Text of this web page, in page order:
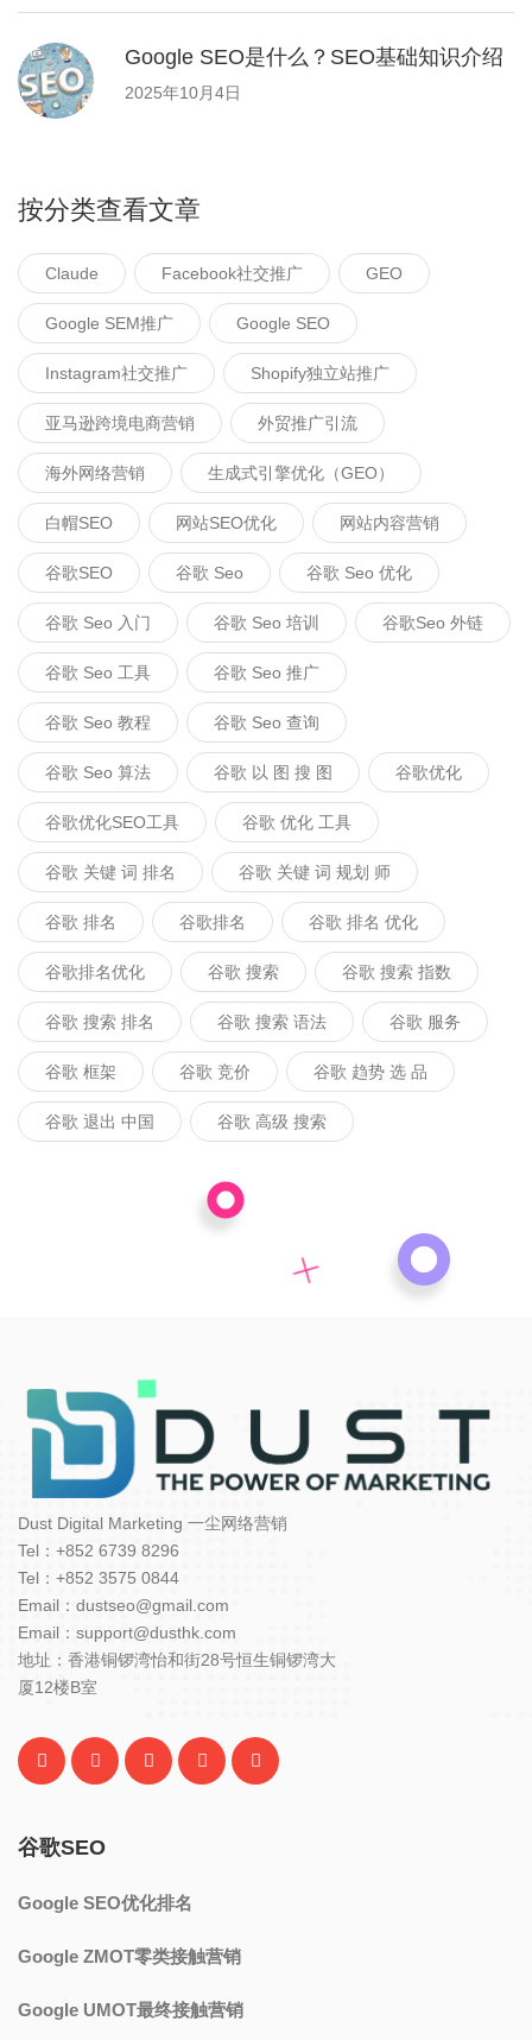
Google SEO是什么？SEO基础知识介绍
2025年10月4日
按分类查看文章
Claude Facebook社交推广 GEO
Google SEM推广 Google SEO
Instagram社交推广 Shopify独立站推广
亚马逊跨境电商营销 外贸推广引流
海外网络营销 生成式引擎优化（GEO）
白帽SEO 网站SEO优化 网站内容营销
谷歌SEO 谷歌 Seo 谷歌 Seo 优化
谷歌 Seo 入门 谷歌 Seo 培训 谷歌seo 外链
谷歌 Seo 工具 谷歌 Seo 推广
谷歌 Seo 教程 谷歌 Seo 查询
谷歌 Seo 算法 谷歌 以 图 搜 图 谷歌优化
谷歌优化SEO工具 谷歌 优化 工具
谷歌 关键 词 排名 谷歌 关键 词 规划 师
谷歌 排名 谷歌排名 谷歌 排名 优化
谷歌排名优化 谷歌 搜索 谷歌 搜索 指数
谷歌 搜索 排名 谷歌 搜索 语法 谷歌 服务
谷歌 框架 谷歌 竞价 谷歌 趋势 选 品
谷歌 退出 中国 谷歌 高级 搜索
Dust Digital Marketing 一尘网络营销
Tel：+852 6739 8296
Tel：+852 3575 0844
Email：dustseo@gmail.com
Email：support@dusthk.com
地址：香港铜锣湾怡和街28号恒生铜锣湾大
厦12楼B室
谷歌SEO
Google SEO优化排名
Google ZMOT零类接触营销
Google UMOT最终接触营销